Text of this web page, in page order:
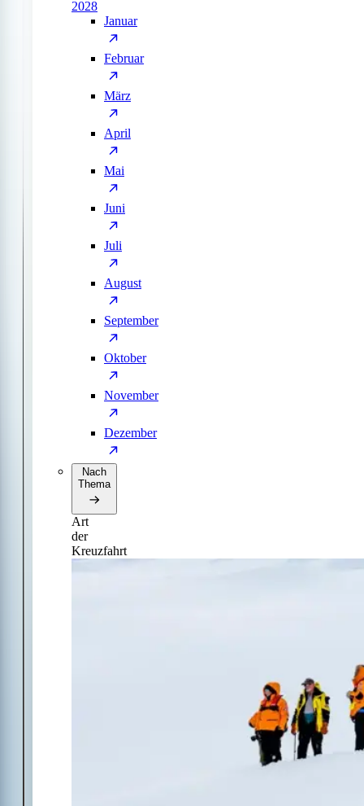
2028
Januar
Februar
März
April
Mai
Juni
Juli
August
September
Oktober
November
Dezember
Nach
Thema
Art
der
Kreuzfahrt